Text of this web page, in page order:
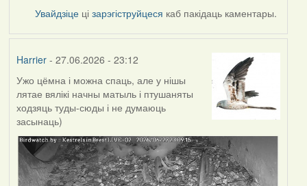
Увайдзіце цізарэгіструйцеся каб пакідаць каментары.
Harrier- 27.06.2026 - 23:12
Ужо цёмна і можна спаць, але у нішы
лятае вялікі начны матыль і птушаняты
ходзяць туды-сюды і не думаюць
засынаць)